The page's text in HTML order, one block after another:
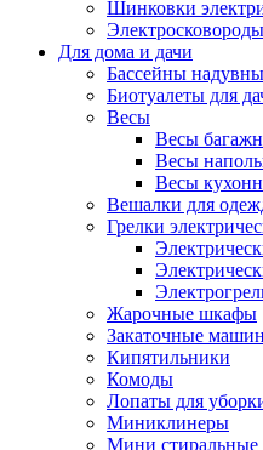
Шинковки
Электросковороды
Для дома и дачи
Бассейны
Биотуалеты для
Весы
Весы
Весы
Весы
Вешалки для
Грелки
Жарочные шкафы
Закаточные
Кипятильники
Комоды
Лопаты для
Миниклинеры
Мини